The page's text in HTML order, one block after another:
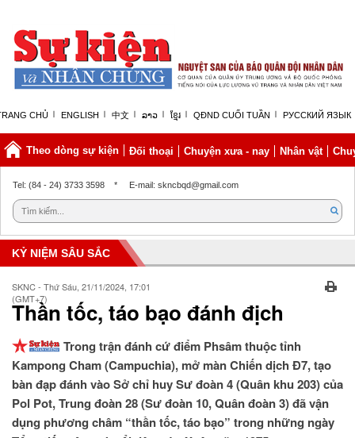
CHỦ ENGLISH 中文 ລາວ ខ្មែរ QĐND CUỐI TUẦN РУССКИЙ ЯЗЫК
Theo dòng sự kiện Đối thoại Chuyện xưa - nay Nhân vật
Thứ sáu, 07/08/2026 | 04:41 GMT+7
Tel: (84 - 24) 3733 3598 * E-mail: skncbqd@gmail.com
KỶ NIỆM SÂU SẮC
SKNC - Thứ Sáu, 21/11/2024, 17:01
(GMT+7)
Thần tốc, táo bạo đánh địch
Trong trận đánh cứ điểm Phsâm thuộc tỉnh
Kampong Cham (Campuchia), mở màn Chiến dịch Đ7, tạo
bàn đạp đánh vào Sở chỉ huy Sư đoàn 4 (Quân khu 203) của
Pol Pot, Trung đoàn 28 (Sư đoàn 10, Quân đoàn 3) đã vận
dụng phương châm “thần tốc, táo bạo” trong những ngày